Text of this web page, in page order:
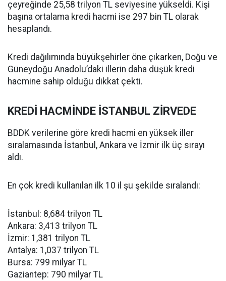
çeyreğinde 25,58 trilyon TL seviyesine yükseldi. Kişi
başına ortalama kredi hacmi ise 297 bin TL olarak
hesaplandı.
Kredi dağılımında büyükşehirler öne çıkarken, Doğu ve
Güneydoğu Anadolu’daki illerin daha düşük kredi
hacmine sahip olduğu dikkat çekti.
KREDİ HACMİNDE İSTANBUL ZİRVEDE
BDDK verilerine göre kredi hacmi en yüksek iller
sıralamasında İstanbul, Ankara ve İzmir ilk üç sırayı
aldı.
En çok kredi kullanılan ilk 10 il şu şekilde sıralandı:
İstanbul: 8,684 trilyon TL
Ankara: 3,413 trilyon TL
İzmir: 1,381 trilyon TL
Antalya: 1,037 trilyon TL
Bursa: 799 milyar TL
Gaziantep: 790 milyar TL